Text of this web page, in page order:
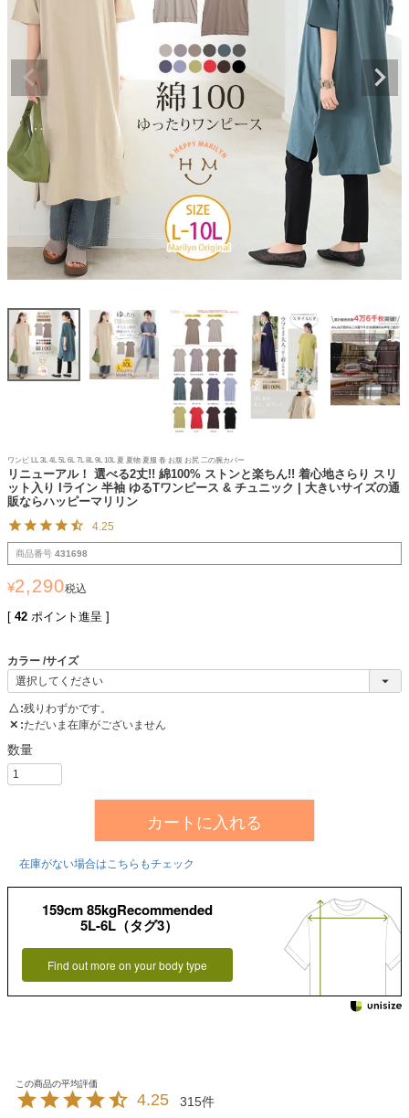
ワンピ LL 3L 4L 5L 6L 7L 8L 9L 10L 夏 夏物 夏服 春 お腹 お尻 二の腕カバー
リニューアル！ 選べる2丈!! 綿100% ストンと楽ちん!! 着心地さらり スリ
ット入り Iライン 半袖 ゆるTワンピース & チュニック | 大きいサイズの通
販ならハッピーマリリン
4.25
商品番号 431698
¥2,290税込
[ 42 ポイント進呈 ]
カラー サイズ
△ 残りわずかです。
✕ ただいま在庫がございません
カートに入れる
在庫がない場合はこちらもチェック
159cm 85kgRecommended
5L-6L（タグ3）
Find out more on your body type
4.25 315